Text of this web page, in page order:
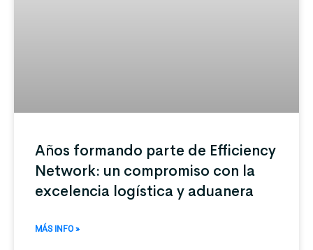
Años formando parte de Efficiency
Network: un compromiso con la
excelencia logística y aduanera
MÁS INFO »